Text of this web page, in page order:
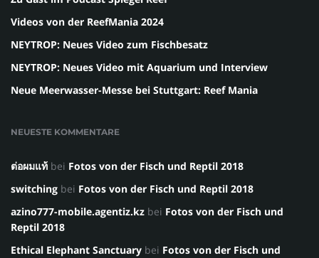
Videos von der ReefMania 2024
NEYTROP: Neues Video zum Fischbesatz
NEYTROP: Neues Video mit Aquarium und Interview
Neue Meerwasser-Messe bei Stuttgart: Reef Mania
NEUESTE KOMMENTARE
ต่อผมแท้ bei Fotos von der Fisch und Reptil 2018
switching bei Fotos von der Fisch und Reptil 2018
azino777-mobile.agentiz.kz bei Fotos von der Fisch und
Reptil 2018
Ethical Elephant Sanctuary bei Fotos von der Fisch und